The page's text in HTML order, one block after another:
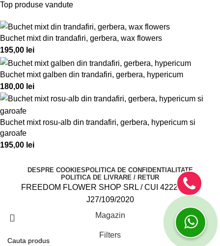
Top produse vandute
Buchet mixt din trandafiri, gerbera, wax flowers
195,00 lei
Buchet mixt galben din trandafiri, gerbera, hypericum
180,00 lei
Buchet mixt rosu-alb din trandafiri, gerbera, hypericum si
garoafe
195,00 lei
DESPRE COOKIESPOLITICA DE CONFIDENTIALITATE
POLITICA DE LIVRARE / RETUR
FREEDOM FLOWER SHOP SRL / CUI 42222282 /
J27/109/2020
Magazin
Filters